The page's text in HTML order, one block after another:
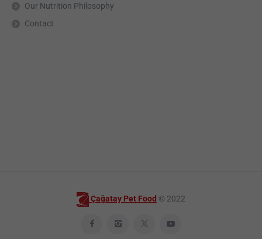
Our Nutrition Philosophy
Contact
Çağatay Pet Food © 2022